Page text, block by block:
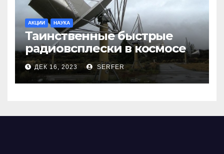
АКЦИИ НАУКА
Таинственные быстрые
радиовсплески в космосе
сделались все более
странными
ДЕК 16, 2023 SERFER